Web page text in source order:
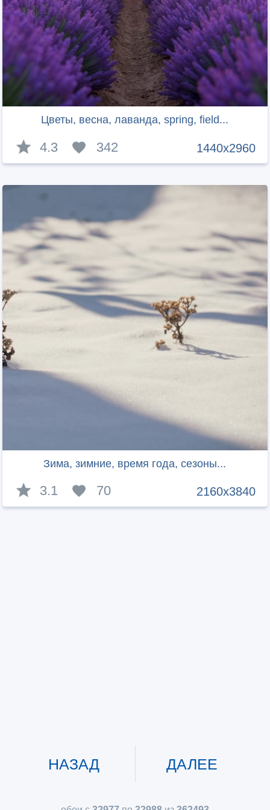
Цветы, весна, лаванда, spring, field...
1440x2960
4.3 342
Зима, зимние, время года, сезоны...
2160x3840
3.1 70
НАЗАД ДАЛЕЕ